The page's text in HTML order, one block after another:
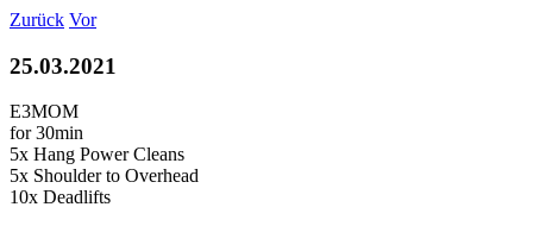
Zum
springen
Zurück Vor
25.03.2021
E3MOM
for 30min
5x Hang Power Cleans
5x Shoulder to Overhead
10x Deadlifts